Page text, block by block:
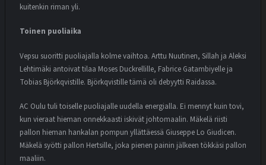
kuitenkin riman yli.
Toinen puoliaika
Vepsu suoritti puoliajalla kolme vaihtoa. Arttu Nuutinen, Sillah ja Aleksi
Lehtimäki antoivat tilaa Moses Duckrellille, Fabrice Gatambiyelle ja
Tobias Björkqvistille. Björkqvistille tämä oli debyytti Raidassa.
AC Oulu tuli toiselle puoliajalle uudella energialla. Ei mennyt kuin tovi,
kun vieraat hieman onnekkaasti iskivät johtomaalin. Mäkelä riisti
pallon hieman hankalan pompun yllättäessä Giuseppe Lo Giudicen.
Mäkelä syötti pallon Hertsille, joka pienen painin jälkeen tökkäsi pallon
maaliin.